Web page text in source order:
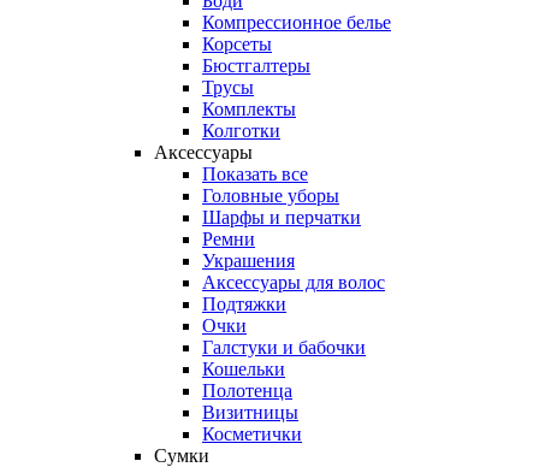
Компрессионное белье
Корсеты
Бюстгалтеры
Трусы
Комплекты
Колготки
Аксессуары
Показать все
Головные уборы
Шарфы и перчатки
Ремни
Украшения
Аксессуары для волос
Подтяжки
Очки
Галстуки и бабочки
Кошельки
Полотенца
Визитницы
Косметички
Сумки